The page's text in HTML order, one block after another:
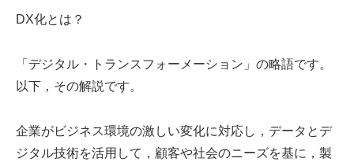
DX化とは？
「デジタル・トランスフォーメーション」の略語です。
以下，その解説です。
企業がビジネス環境の激しい変化に対応し，データとデ
ジタル技術を活用して，顧客や社会のニーズを基に，製